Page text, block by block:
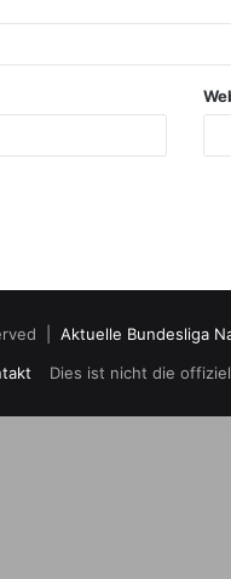
| Aktuelle Bundesliga
Dies ist nicht die